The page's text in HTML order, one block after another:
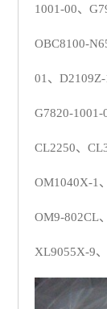
1001-00、
OBC8100-
01 、
G7820-1001-
CL2250、
OM1040X-1 、
OM9-802CL、
XL9055X-9、